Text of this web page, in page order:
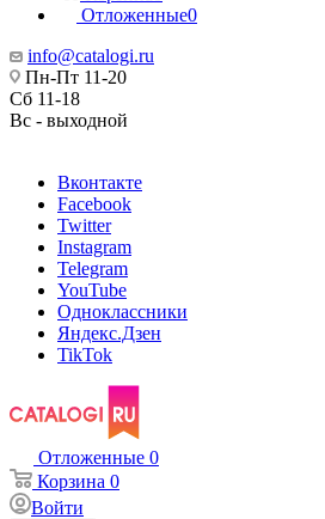
Отложенные0
info@catalogi.ru
Пн-Пт 11-20
Сб 11-18
Вс - выходной
Вконтакте
Facebook
Twitter
Instagram
Telegram
YouTube
Одноклассники
Яндекс.Дзен
TikTok
Отложенные 0
Корзина 0
Войти